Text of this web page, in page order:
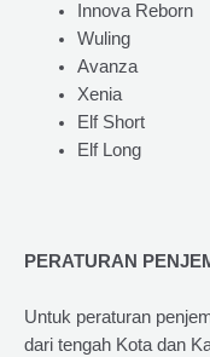
Innova Reborn
Wuling
Avanza
Xenia
Elf Short
Elf Long
PERATURAN
Untuk peraturan
dari tengah Kota dan